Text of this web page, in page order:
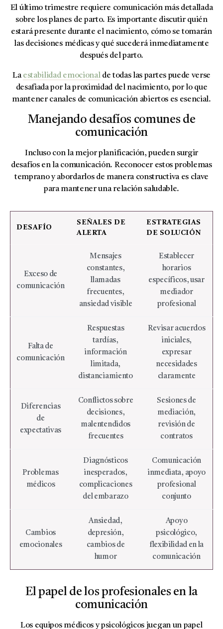
El último trimestre requiere comunicación más detallada
sobre los planes de parto. Es importante discutir quién
estará presente durante el nacimiento, cómo se tomarán
las decisiones médicas y qué sucederá inmediatamente
después del parto.
Laestabilidad emocionalde todas las partes puede verse
desafiada por la proximidad del nacimiento, por lo que
mantener canales de comunicación abiertos es esencial.
Manejando desafíos comunes de
comunicación
Incluso con la mejor planificación, pueden surgir
desafíos en la comunicación. Reconocer estos problemas
temprano y abordarlos de manera constructiva es clave
para mantener una relación saludable.
DESAFÍO
SEÑALES DE
ALERTA
ESTRATEGIAS
DE SOLUCIÓN
Exceso de
comunicación
Mensajes
constantes,
llamadas
frecuentes,
ansiedad visible
Establecer
horarios
específicos, usar
mediador
profesional
Falta de
comunicación
Respuestas
tardías,
información
limitada,
distanciamiento
Revisar acuerdos
iniciales,
expresar
necesidades
claramente
Diferencias
de
expectativas
Conflictos sobre
decisiones,
malentendidos
frecuentes
Sesiones de
mediación,
revisión de
contratos
Problemas
médicos
Diagnósticos
inesperados,
complicaciones
del embarazo
Comunicación
inmediata, apoyo
profesional
conjunto
Cambios
emocionales
Ansiedad,
depresión,
cambios de
humor
Apoyo
psicológico,
flexibilidad en la
comunicación
El papel de los profesionales en la
comunicación
Los equipos médicos y psicológicos juegan un papel